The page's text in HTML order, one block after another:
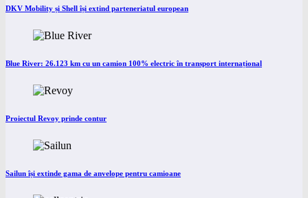
DKV Mobility și Shell își extind parteneriatul european
Blue River: 26.123 km cu un camion 100% electric în transport internațional
Proiectul Revoy prinde contur
Sailun își extinde gama de anvelope pentru camioane